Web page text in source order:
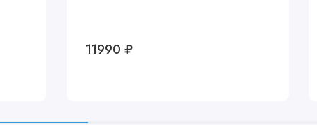
11990 ₽